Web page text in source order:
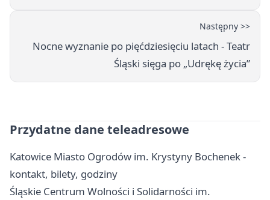
Następny >>
Nocne wyznanie po pięćdziesięciu latach - Teatr
Śląski sięga po „Udrękę życia”
Przydatne dane teleadresowe
Katowice Miasto Ogrodów im. Krystyny Bochenek -
kontakt, bilety, godziny
Śląskie Centrum Wolności i Solidarności im.